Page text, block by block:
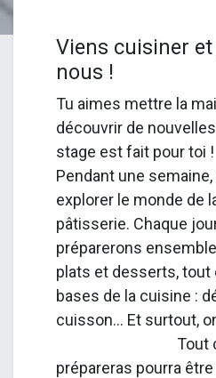
Viens cuisiner
nous !
Tu aimes mettre la
découvrir de
stage est fait
Pendant une
explorer le monde de
pâtisserie. Chaque
préparerons
plats et desserts, tout
bases de la cuisine :
cuisson... Et
Tout ce
prépareras pourra